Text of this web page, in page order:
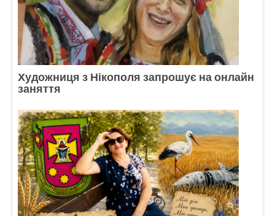
Художниця з Нікополя запрошує на онлайн
заняття